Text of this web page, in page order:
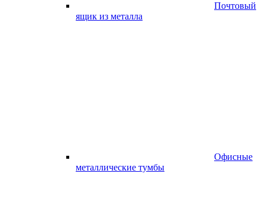
Почтовый
ящик из металла
Офисные
металлические тумбы